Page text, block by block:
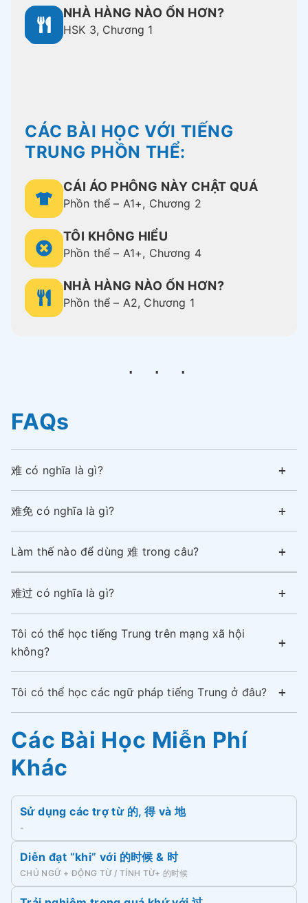
NHÀ HÀNG NÀO ỔN HƠN?
HSK 3, Chương 1
CÁC BÀI HỌC VỚI TIẾNG
TRUNG PHỒN THỂ:
CÁI ÁO PHÔNG NÀY CHẬT QUÁ
Phồn thể – A1+, Chương 2
TÔI KHÔNG HIỂU
Phồn thể – A1+, Chương 4
NHÀ HÀNG NÀO ỔN HƠN?
Phồn thể – A2, Chương 1
FAQs
难 có nghĩa là gì?
难免 có nghĩa là gì?
Làm thế nào để dùng 难 trong câu?
难过 có nghĩa là gì?
Tôi có thể học tiếng Trung trên mạng xã hội
không?
Tôi có thể học các ngữ pháp tiếng Trung ở đâu?
Các Bài Học Miễn Phí
Khác
Sử dụng các trợ từ 的, 得 và 地
-
Diễn đạt “khi” với 的时候 & 时
CHỦ NGỮ + ĐỘNG TỪ / TÍNH TỪ+ 的时候